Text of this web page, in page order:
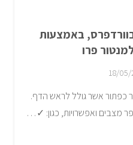
באמצעות
פרו
18/05/
כפתור אשר גולל לראש הדף.
מצבים ואפשרויות, כגון: ✓…